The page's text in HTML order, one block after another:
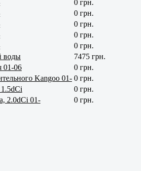
0 грн.
0 грн.
0 грн.
0 грн.
0 грн.
воды
7475 грн.
01-06
0 грн.
Kangoo 01- 0 грн.
0 грн.
2.0dCi 01-
0 грн.